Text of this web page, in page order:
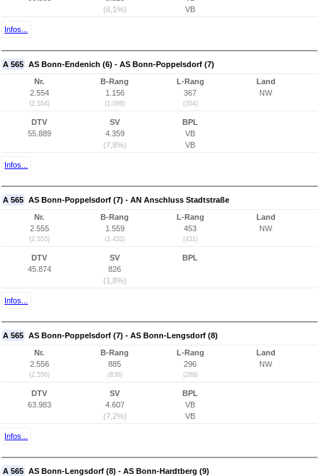
(6,1%)
VB
Infos...
A 565 AS Bonn-Endenich (6) - AS Bonn-Poppelsdorf (7)
Nr.
2.554
(2.554)
B-Rang
1.156
(1.086)
L-Rang
367
(354)
Land
NW
DTV
55.889
SV
4.359
(7,8%)
BPL
VB
VB
Infos...
A 565 AS Bonn-Poppelsdorf (7) - AN Anschluss Stadtstraße
Nr.
2.555
(2.555)
B-Rang
1.559
(1.432)
L-Rang
453
(431)
Land
NW
DTV
45.874
SV
826
(1,8%)
BPL
Infos...
A 565 AS Bonn-Poppelsdorf (7) - AS Bonn-Lengsdorf (8)
Nr.
2.556
(2.556)
B-Rang
885
(836)
L-Rang
296
(288)
Land
NW
DTV
63.983
SV
4.607
(7,2%)
BPL
VB
VB
Infos...
A 565 AS Bonn-Lengsdorf (8) - AS Bonn-Hardtberg (9)